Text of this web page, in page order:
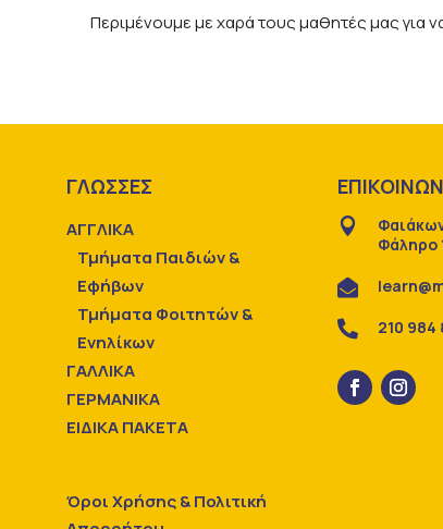
Περιμένουμε με χαρά τους μαθητές μας για
ΓΛΩΣΣΕΣ
ΑΓΓΛΙΚΑ
Τμήματα Παιδιών &
Εφήβων
Τμήματα Φοιτητών &
Ενηλίκων
ΓΑΛΛΙΚΑ
ΓΕΡΜΑΝΙΚΑ
ΕΙΔΙΚΑ ΠΑΚΕΤΑ
Όροι Χρήσης & Πολιτική

Φάληρο

 210 984